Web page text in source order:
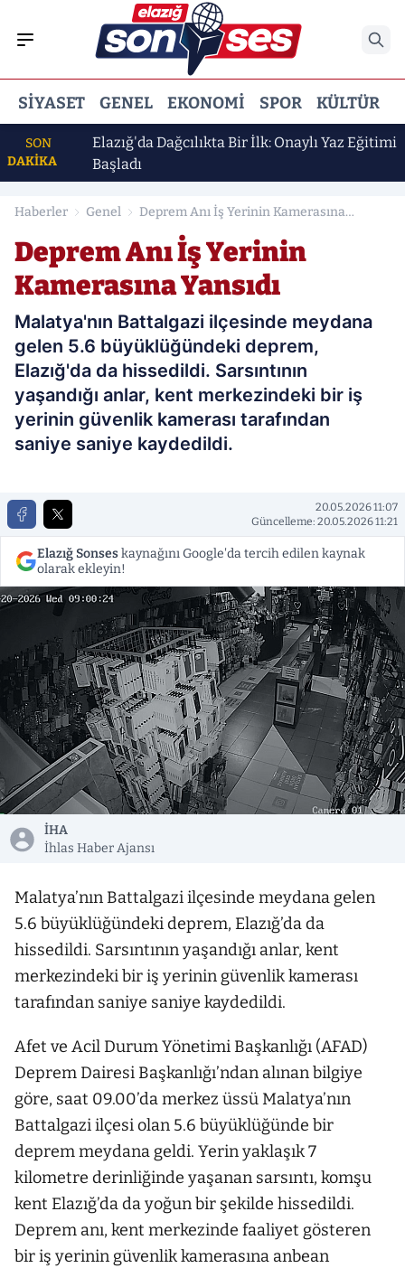
SIYASET GENEL EKONOMI SPOR KÜLTÜR
SON
DAKİKA
Elazığ'da Dağcılıkta Bir İlk: Onaylı Yaz Eğitimi
Başladı
Haberler Genel
Deprem Anı İş Yerinin Kamerasına
Deprem Anı İş Yerinin
Kamerasına Yansıdı
Malatya'nın Battalgazi ilçesinde meydana
gelen 5.6 büyüklüğündeki deprem,
Elazığ'da da hissedildi. Sarsıntının
yaşandığı anlar, kent merkezindeki bir iş
yerinin güvenlik kamerası tarafından
saniye saniye kaydedildi.
20.05.2026 11:07
Güncelleme: 20.05.2026 11:21
Elazığ Sonseskaynağını Google'da tercih edilen kaynak
olarak ekleyin!
İHA
İhlas Haber Ajansı
Malatya’nın Battalgazi ilçesinde meydana gelen
5.6 büyüklüğündeki deprem, Elazığ’da da
hissedildi. Sarsıntının yaşandığı anlar, kent
merkezindeki bir iş yerinin güvenlik kamerası
tarafından saniye saniye kaydedildi.
Afet ve Acil Durum Yönetimi Başkanlığı (AFAD)
Deprem Dairesi Başkanlığı’ndan alınan bilgiye
göre, saat 09.00’da merkez üssü Malatya’nın
Battalgazi ilçesi olan 5.6 büyüklüğünde bir
deprem meydana geldi. Yerin yaklaşık 7
kilometre derinliğinde yaşanan sarsıntı, komşu
kent Elazığ’da da yoğun bir şekilde hissedildi.
Deprem anı, kent merkezinde faaliyet gösteren
bir iş yerinin güvenlik kamerasına anbean